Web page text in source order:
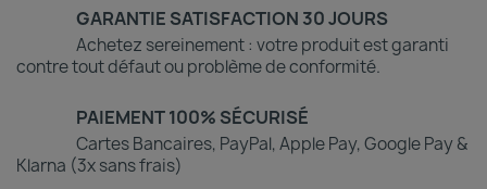
GARANTIE SATISFACTION 30 JOURS
Achetez sereinement : votre produit est garanti
contre tout défaut ou problème de conformité.
PAIEMENT 100% SÉCURISÉ
Cartes Bancaires, PayPal, Apple Pay, Google Pay &
Klarna (3x sans frais)